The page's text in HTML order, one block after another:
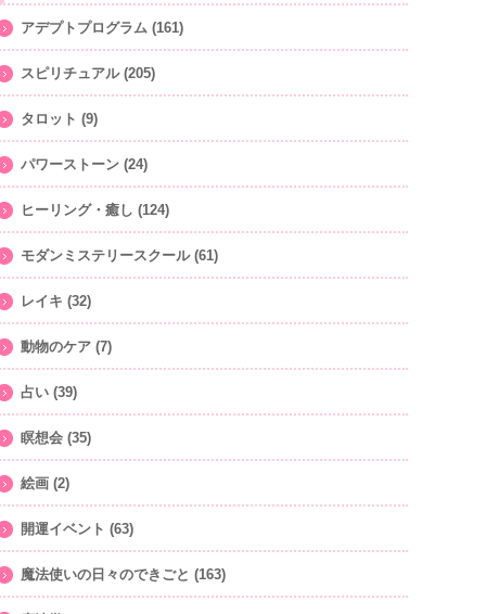
アデプトプログラム (161)
スピリチュアル(205)
タロット (9)
パワーストーン (24)
ヒーリング・癒し (124)
モダンミステリースクール(61)
レイキ (32)
動物のケア (7)
占い (39)
瞑想会 (35)
絵画 (2)
開運イベント (63)
魔法使いの日々のできごと (163)